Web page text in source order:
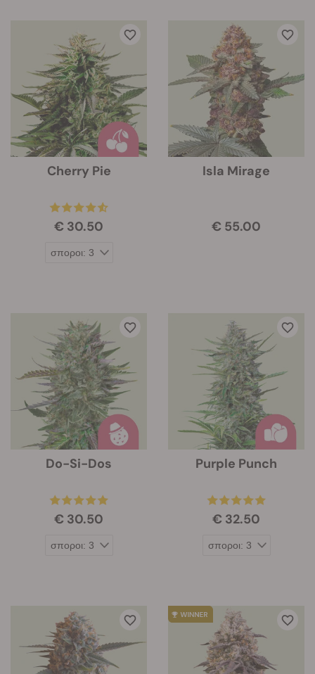
Cherry Pie
€ 30.50
Isla Mirage
€ 55.00
Do-Si-Dos
€ 30.50
Purple Punch
€ 32.50